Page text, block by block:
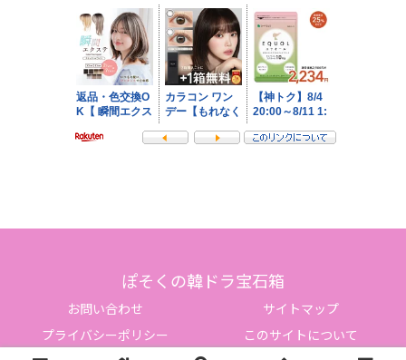
ぽそくの韓ドラ宝石箱
お問い合わせ
サイトマップ
プライバシーポリシー
このサイトについて